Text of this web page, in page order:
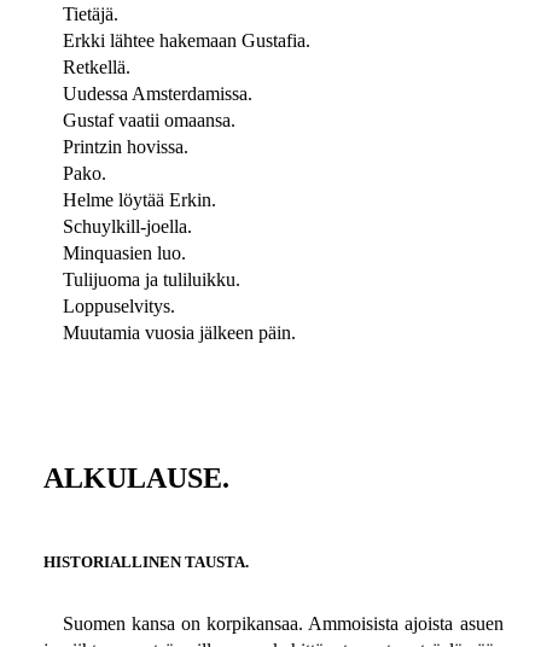
Tietäjä.
Erkki lähtee hakemaan Gustafia.
Retkellä.
Uudessa Amsterdamissa.
Gustaf vaatii omaansa.
Printzin hovissa.
Pako.
Helme löytää Erkin.
Schuylkill-joella.
Minquasien luo.
Tulijuoma ja tuliluikku.
Loppuselvitys.
Muutamia vuosia jälkeen päin.
ALKULAUSE.
HISTORIALLINEN TAUSTA.
Suomen kansa on korpikansaa. Ammoisista ajoista asuen